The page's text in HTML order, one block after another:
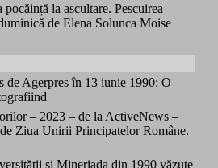
la ascultare. Pescuirea
de Elena Solunca Moise
de Agerpres în 13 iunie 1990: O
– 2023 – de la ActiveNews –
Ziua Unirii Principatelor Române.
și Mineriada din 1990 văzute